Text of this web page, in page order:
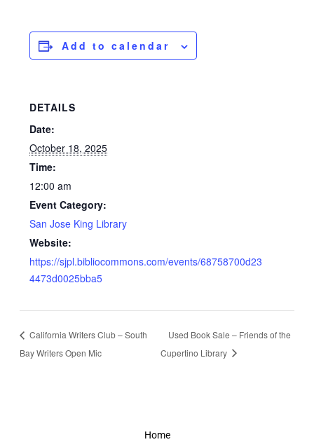
Add to calendar
DETAILS
Date:
October 18, 2025
Time:
12:00 am
Event Category:
San Jose King Library
Website:
https://sjpl.bibliocommons.com/events/68758700d23
4473d0025bba5
California Writers Club – South
Bay Writers Open Mic
Used Book Sale – Friends of the
Cupertino Library
Home